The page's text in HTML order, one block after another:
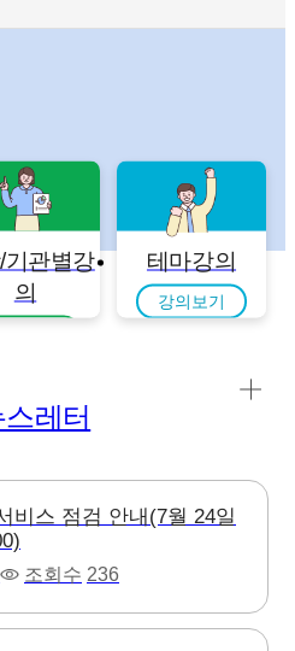
기관별강
의
테마강의
강의보기
스레터
비스 점검 안내(7월 24일
조회수 236